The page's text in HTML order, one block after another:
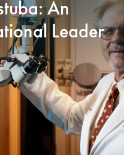
An
Leader